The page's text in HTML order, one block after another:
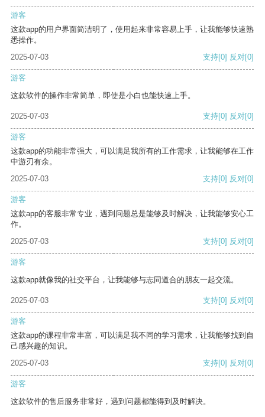
游客
这款app的用户界面简洁明了，使用起来非常容易上手，让我能够快速熟
悉操作。
2025-07-03
支持[0] 反对[0]
游客
这款软件的操作非常简单，即使是小白也能快速上手。
2025-07-03 支持[0] 反对[0]
游客
这款app的功能非常强大，可以满足我所有的工作需求，让我能够在工作
中游刃有余。
2025-07-03
支持[0] 反对[0]
游客
这款app的客服非常专业，遇到问题总是能够及时解决，让我能够安心工
作。
2025-07-03
支持[0] 反对[0]
游客
这款app就像我的社交平台，让我能够与志同道合的朋友一起交流。
2025-07-03 支持[0] 反对[0]
游客
这款app的课程非常丰富，可以满足我不同的学习需求，让我能够找到自
己感兴趣的知识。
2025-07-03
支持[0] 反对[0]
游客
这款软件的售后服务非常好，遇到问题都能得到及时解决。